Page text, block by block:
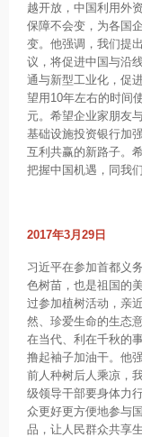
越开放，中国利用外
保障不会变，为各国
变。他强调，我们提
议，将促进中国与沿
通与新型工业化，促
望用10年左右的时间
元。希望企业家朋友
基础设施投资银行加
互利共赢的新路子。
把握中国机遇，同我
2017年3月29日
习近平在参加首都义
色树苗，也是祖国的
过参加植树活动，亲
然、珍爱生命的生态
在当代、利在千秋的
撸起袖子加油干。他
前人种树后人乘凉，
级领导干部要身体力
众更好更方便地参与
品，让人民群众共享